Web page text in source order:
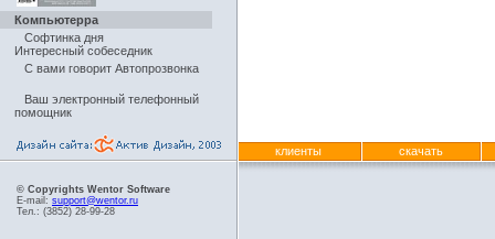
Компьютерра
Софтинка дня
Интересный собеседник
С вами говорит Автопрозвонка
Ваш электронный телефонный
помощник
клиенты скачать
© Copyrights Wentor Software
E-mail: support@wentor.ru
Тел.: (3852) 28-99-28